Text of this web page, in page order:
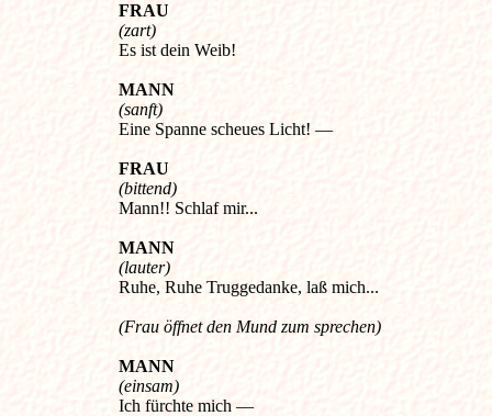
FRAU
(zart)
Es ist dein Weib!
MANN
(sanft)
Eine Spanne scheues Licht! —
FRAU
(bittend)
Mann!! Schlaf mir...
MANN
(lauter)
Ruhe, Ruhe Truggedanke, laß mich...
(Frau öffnet den Mund zum sprechen)
MANN
(einsam)
Ich fürchte mich —